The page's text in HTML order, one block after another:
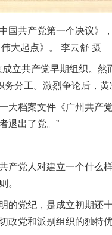
共产党第一个决议》，
大起点》。 李云舒 摄
共产党早期组织。然
分工。激烈争论后，黄
档案文件《广州共产
退出了党。”
党人对建立一个什么
。
党纪，是成立初期还
党和派别组织的独特优